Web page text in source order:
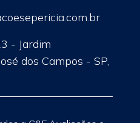
- Jardim
dos Campos - SP,